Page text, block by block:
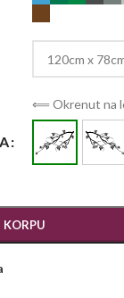
⟸ Okrenut na
KORPU